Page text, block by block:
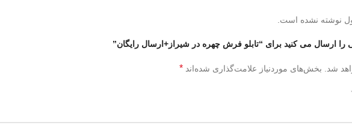
نوشته نشده است.
را ارسال می کنید برای “تابلو فرش چهره در شیراز+ارسال رایگان”
شد. بخش‌های موردنیاز علامت‌گذاری شده‌اند *